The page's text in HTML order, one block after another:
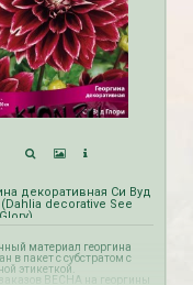
декоративная Си Вуд
decorative See
материал георгина
в пакет с субстратом с
этикеткой.
ВЕСНА на георгины